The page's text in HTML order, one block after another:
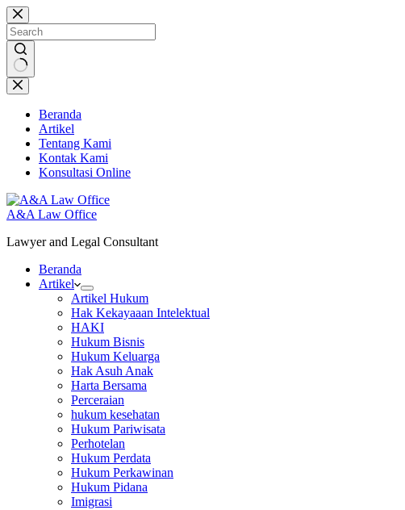
Skip
to
content
No
results
Beranda
Artikel
Tentang Kami
Kontak Kami
Konsultasi Online
A&A Law Office
Lawyer and Legal Consultant
Beranda
Artikel
Artikel Hukum
Hak Kekayaaan Intelektual
HAKI
Hukum Bisnis
Hukum Keluarga
Hak Asuh Anak
Harta Bersama
Perceraian
hukum kesehatan
Hukum Pariwisata
Perhotelan
Hukum Perdata
Hukum Perkawinan
Hukum Pidana
Imigrasi